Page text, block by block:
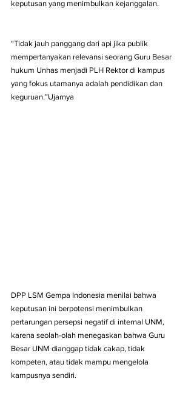
keputusan yang menimbulkan kejanggalan.
“Tidak jauh panggang dari api jika publik
mempertanyakan relevansi seorang Guru Besar
hukum Unhas menjadi PLH Rektor di kampus
yang fokus utamanya adalah pendidikan dan
keguruan.”Ujarnya
DPP LSM Gempa Indonesia menilai bahwa
keputusan ini berpotensi menimbulkan
pertarungan persepsi negatif di internal UNM,
karena seolah-olah menegaskan bahwa Guru
Besar UNM dianggap tidak cakap, tidak
kompeten, atau tidak mampu mengelola
kampusnya sendiri.